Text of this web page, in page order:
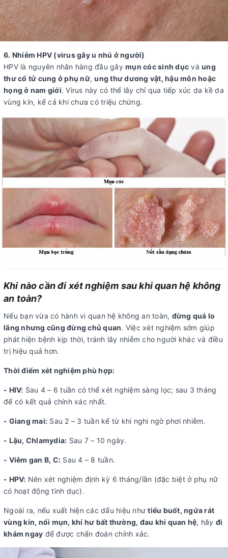
6. Nhiễm HPV (virus gây u nhú ở người)
HPV là nguyên nhân hàng đầu gây mụn cóc sinh dục và ung
thư cổ tử cung ở phụ nữ,ung thư dương vật, hậu môn hoặc
họng ở nam giới. Virus này có thể lây chỉ qua tiếp xúc da kề da
vùng kín, kể cả khi chưa có triệu chứng.
Khi nào cần đi xét nghiệm sau khi quan hệ không
an toàn?
Nếu bạn vừa có hành vi quan hệ không an toàn, đừng quá lo
lắng nhưng cũng đừng chủ quan. Việc xét nghiệm sớm giúp
phát hiện bệnh kịp thời, tránh lây nhiễm cho người khác và điều
trị hiệu quả hơn.
Thời điểm xét nghiệm phù hợp:
- HIV: Sau 4 – 6 tuần có thể xét nghiệm sàng lọc; sau 3 tháng
để có kết quả chính xác nhất.
- Giang mai: Sau 2 – 3 tuần kể từ khi nghi ngờ phơi nhiễm.
- Lậu, Chlamydia: Sau 7 – 10 ngày.
- Viêm gan B, C: Sau 4 – 8 tuần.
- HPV: Nên xét nghiệm định kỳ 6 tháng/lần (đặc biệt ở phụ nữ
có hoạt động tình dục).
Ngoài ra, nếu xuất hiện các dấu hiệu nhưtiểu buốt, ngứa rát
vùng kín, nổi mụn, khí hư bất thường, đau khi quan hệ, hãy đi
khám ngay để được chẩn đoán chính xác.